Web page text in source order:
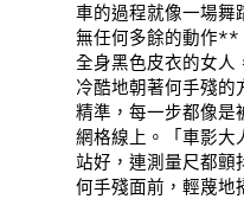
車的過程就像一場舞
無任何多餘的動作**
全身黑色皮衣的女人
冷酷地朝著何手殘的
精準，每一步都像是
網格線上。「車影大
站好，連測量尺都顫
何手殘面前，輕蔑地